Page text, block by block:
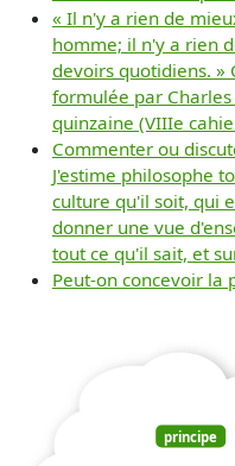
« Il n'y a rien de
homme; il n'y a rien
devoirs quotidiens. »
formulée par Charles
quinzaine (VIIIe
Commenter ou
J'estime philosophe
culture qu'il soit, qui
donner une vue
tout ce qu'il sait, et
Peut-on concevoir la
principe